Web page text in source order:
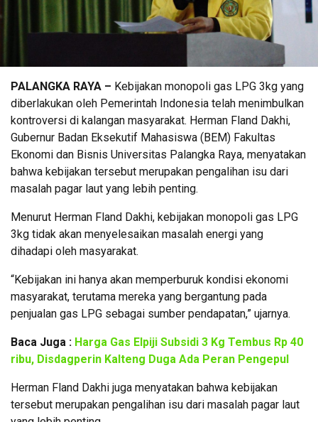
PALANGKA RAYA – Kebijakan monopoli gas LPG 3kg yang
diberlakukan oleh Pemerintah Indonesia telah menimbulkan
kontroversi di kalangan masyarakat. Herman Fland Dakhi,
Gubernur Badan Eksekutif Mahasiswa (BEM) Fakultas
Ekonomi dan Bisnis Universitas Palangka Raya, menyatakan
bahwa kebijakan tersebut merupakan pengalihan isu dari
masalah pagar laut yang lebih penting.
Menurut Herman Fland Dakhi, kebijakan monopoli gas LPG
3kg tidak akan menyelesaikan masalah energi yang
dihadapi oleh masyarakat.
“Kebijakan ini hanya akan memperburuk kondisi ekonomi
masyarakat, terutama mereka yang bergantung pada
penjualan gas LPG sebagai sumber pendapatan,” ujarnya.
Baca Juga : Harga Gas Elpiji Subsidi 3 Kg Tembus Rp 40
ribu, Disdagperin Kalteng Duga Ada Peran Pengepul
Herman Fland Dakhi juga menyatakan bahwa kebijakan
tersebut merupakan pengalihan isu dari masalah pagar laut